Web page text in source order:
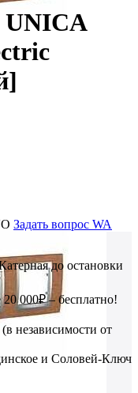
UNICA
Задать вопрос WA
до остановки
000₽ – бесплатно!
независимости от
и Соловей-Ключ